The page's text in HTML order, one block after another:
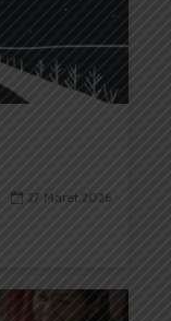
27 Maret 2026